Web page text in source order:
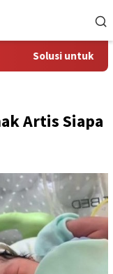
Solusi untuk Akun
Artis Siapa